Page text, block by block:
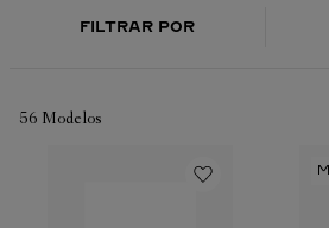
FILTRAR POR
56 Modelos